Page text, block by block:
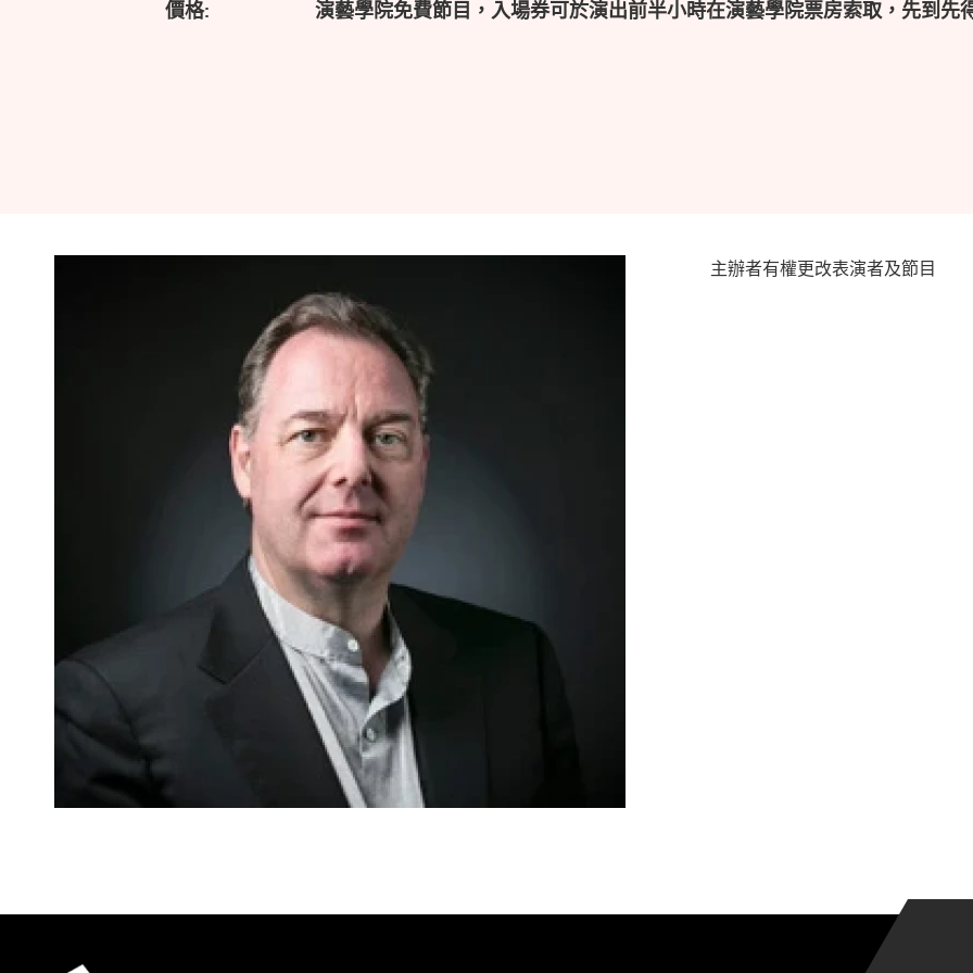
價格: 演藝學院免費節目，入場券可於演出前半小時在演藝學院票房索取，先到先
主辦者有權更改表演者及節目